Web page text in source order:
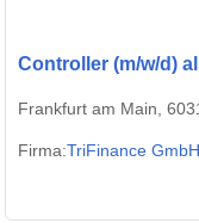
Controller (m/w/d)
Frankfurt am Main,
Firma:TriFinance GmbH